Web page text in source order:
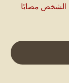
الشخص مصابًا